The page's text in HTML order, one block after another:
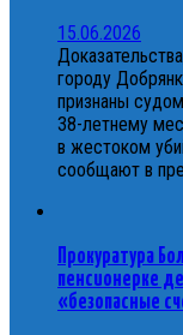
15.06.2026
городу
признаны
38-летнему
в жестоком
сообщают в
Прокуратура
пенсионерке
«безопасные